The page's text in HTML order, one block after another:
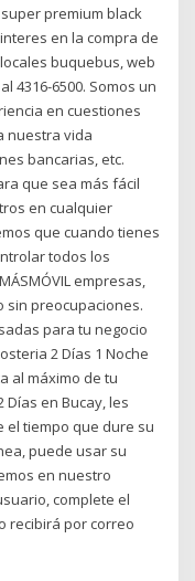
premium black
en la compra de
buquebus, web
4316-6500. Somos un
en cuestiones
nuestra vida
bancarias, etc.
que sea más fácil
en cualquier
que cuando tienes
todos los
empresas,
sin preocupaciones.
para tu negocio
2 Días 1 Noche
al máximo de tu
Días en Bucay, les
el tiempo que dure su
puede usar su
en nuestro
complete el
recibirá por correo